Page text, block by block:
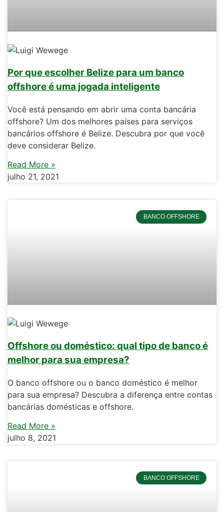
Por que escolher Belize para um banco
offshore é uma jogada inteligente
Você está pensando em abrir uma conta bancária
offshore? Um dos melhores países para serviços
bancários offshore é Belize. Descubra por que você
deve considerar Belize.
Read More »
julho 21, 2021
BANCO OFFSHORE
Offshore ou doméstico: qual tipo de banco é
melhor para sua empresa?
O banco offshore ou o banco doméstico é melhor
para sua empresa? Descubra a diferença entre contas
bancárias domésticas e offshore.
Read More »
julho 8, 2021
BANCO OFFSHORE